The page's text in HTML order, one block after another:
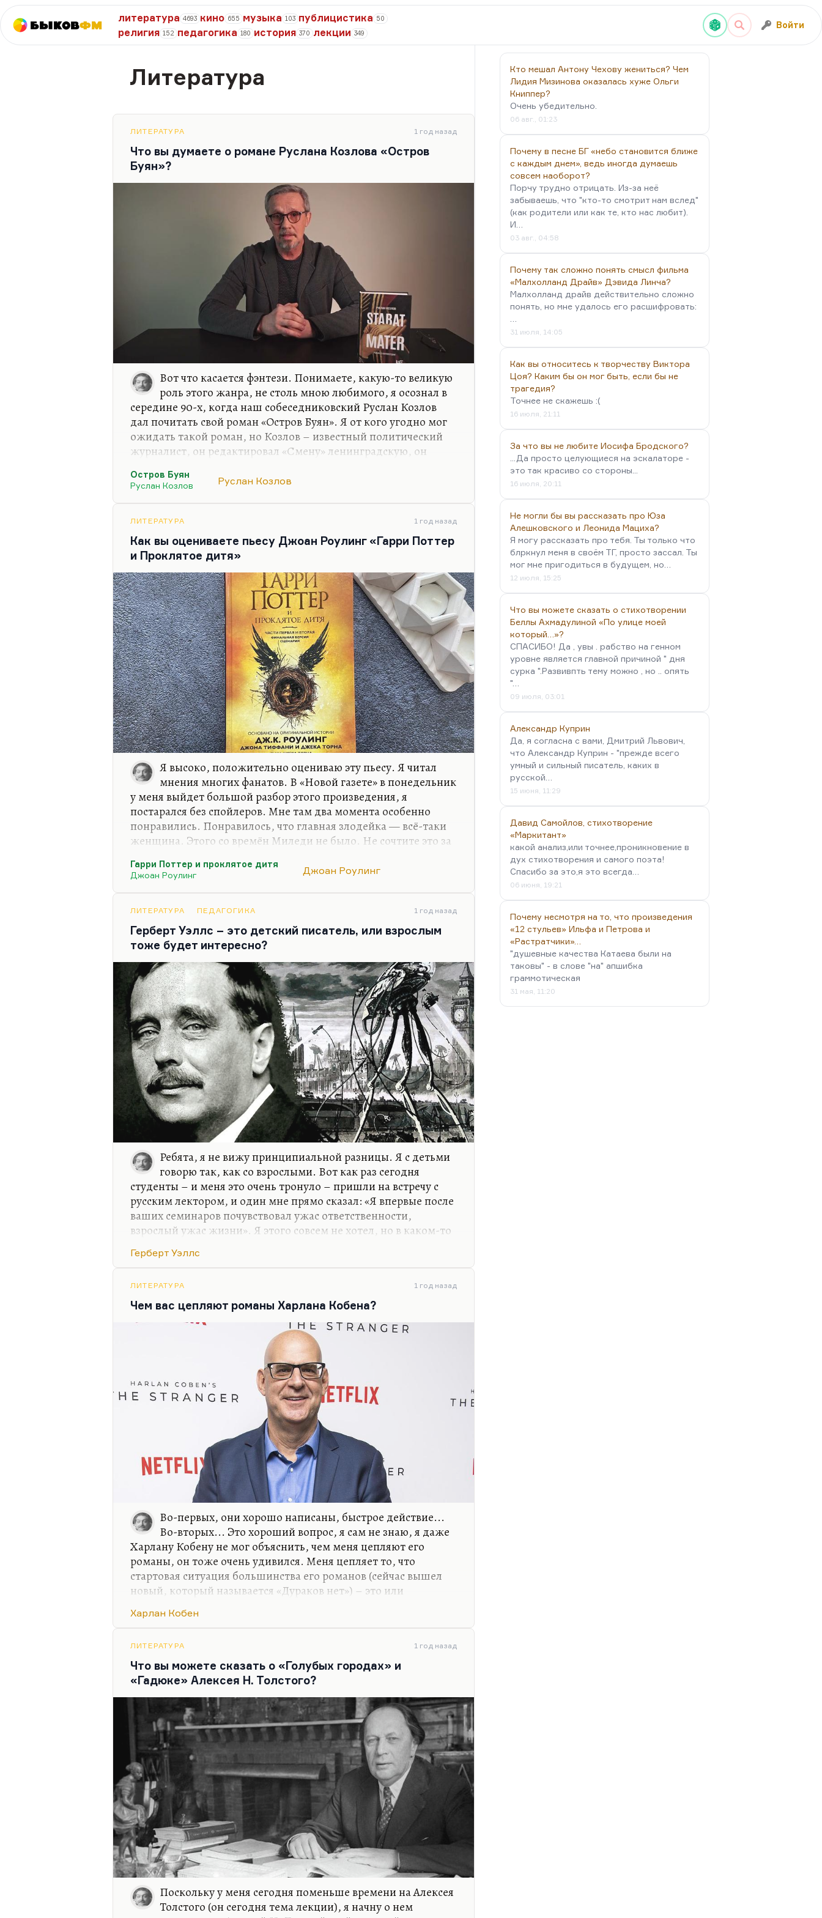
БыковФМ
литература 4693 кино 655 музыка 103 публицистика 50
религия 152 педагогика 180 история 370 лекции 349
Войти
Литература
ЛИТЕРАТУРА 1 год назад
Что вы думаете о романе Руслана Козлова «Остров
Буян»?
Вот что касается фэнтези. Понимаете, какую-то великую
роль этого жанра, не столь мною любимого, я осознал в
середине 90-х, когда наш собеседниковский Руслан Козлов
дал почитать свой роман «Остров Буян». Я от кого угодно мог
ожидать такой роман, но Козлов – известный политический
журналист, он редактировал «Смену» ленинградскую, он
течение. Он был автором первого ответа Нине Андреевой на
«Не могу поступиться принципами». Когда все замерли,
Козлов взял и написал очень резкую и язвительную статью «Не
могу молчать».
Я знал его как очень сильного публициста. Он замечательно
писал,…
Остров Буян
Руслан Козлов
Руслан Козлов
ЛИТЕРАТУРА 1 год назад
Как вы оцениваете пьесу Джоан Роулинг «Гарри Поттер
и Проклятое дитя»
Я высоко, положительно оцениваю эту пьесу. Я читал
мнения многих фанатов. В «Новой газете» в понедельник
у меня выйдет большой разбор этого произведения, я
постарался без спойлеров. Мне там два момента особенно
понравились. Понравилось, что главная злодейка — всё-таки
женщина. Этого со времён Миледи не было. Не сочтите это за
Всё это давно напечатано в Сети.
потрясающе дана тема родительского бессилия, когда ты
понимаешь, что ты хочешь мальчика своего или девочку
защитить от боли, а Дамблдор с портрета отвечает: «Боль
должна прийти. И она придёт». И тогда почти буквально…
Гарри Поттер и проклятое дитя
Джоан Роулинг
Джоан Роулинг
ЛИТЕРАТУРА ПЕДАГОГИКА 1 год назад
Герберт Уэллс – это детский писатель, или взрослым
тоже будет интересно?
Ребята, я не вижу принципиальной разницы. Я с детьми
говорю так, как со взрослыми. Вот как раз сегодня
студенты – и меня это очень тронуло – пришли на встречу с
русским лектором, и один мне прямо сказал: «Я впервые после
ваших семинаров почувствовал ужас ответственности,
взрослый ужас жизни». Я этого совсем не хотел, но в каком-то
быть, студент еще и лучше. Я не льщу молодым, не пытаюсь к
ним подольститься. Слава богу, у нас неплохие отношения. Я
не вижу принципиальной разницы между взрослыми и
детьми. Я со своим сыном Андреем всегда говорил как со
взрослым. Может быть, иногда слишком жестко. И с
Герберт Уэллс
ЛИТЕРАТУРА 1 год назад
Чем вас цепляют романы Харлана Кобена?
Во-первых, они хорошо написаны, быстрое действие...
Во-вторых... Это хороший вопрос, я сам не знаю, я даже
Харлану Кобену не мог объяснить, чем меня цепляют его
романы, он тоже очень удивился. Меня цепляет то, что
стартовая ситуация большинства его романов (сейчас вышел
новый, который называется «Дураков нет») – это или
появление. Ребенок внезапно появляется на стоянке парковки,
Меня вообще цепляют истории с тайнами, но, если говорить
серьезно, одна из самых больших тайн, это как цветение в
разные сроки, такой приспособлительный механизм
растения... Люди исчезают из поля зрения…
Харлан Кобен
ЛИТЕРАТУРА 1 год назад
Что вы можете сказать о «Голубых городах» и
«Гадюке» Алексея Н. Толстого?
Поскольку у меня сегодня поменьше времени на Алексея
Толстого (он сегодня тема лекции), я начну о нем
Кто мешал Антону Чехову жениться? Чем
Лидия Мизинова оказалась хуже Ольги
Книппер?
Очень убедительно.
06 авг., 01:23
Почему в песне БГ «небо становится ближе
с каждым днем», ведь иногда думаешь
совсем наоборот?
Порчу трудно отрицать. Из-за неё
забываешь, что "кто-то смотрит нам вслед"
(как родители или как те, кто нас любит).
И…
03 авг., 04:58
Почему так сложно понять смысл фильма
«Малхолланд Драйв» Дэвида Линча?
Малхолланд драйв действительно сложно
понять, но мне удалось его расшифровать:
31 июля, 14:05
Как вы относитесь к творчеству Виктора
Цоя? Каким бы он мог быть, если бы не
трагедия?
Точнее не скажешь :(
16 июля, 21:11
За что вы не любите Иосифа Бродского?
...Да просто целующиеся на эскалаторе -
это так красиво со стороны...
16 июля, 20:11
Не могли бы вы рассказать про Юза
Алешковского и Леонида Мациха?
Я могу рассказать про тебя. Ты только что
блркнул меня в своём ТГ, просто зассал. Ты
мог мне пригодиться в будущем, но…
12 июля, 15:25
Что вы можете сказать о стихотворении
Беллы Ахмадулиной «По улице моей
который…»?
СПАСИБО! Да , увы . рабство на генном
уровне является главной причиной " дня
сурка ".Развивпть тему можно , но .. опять
"…
09 июля, 03:01
Александр Куприн
Да, я согласна с вами, Дмитрий Львович,
что Александр Куприн - "прежде всего
умный и сильный писатель, каких в
русской…
15 июня, 11:29
Давид Самойлов, стихотворение
«Маркитант»
какой анализ,или точнее,проникновение в
дух стихотворения и самого поэта!
Спасибо за это,я это всегда…
06 июня, 19:21
Почему несмотря на то, что произведения
«12 стульев» Ильфа и Петрова и
«Растратчики»…
"душевные качества Катаева были на
таковы" - в слове "на" апшибка
граммотическая
31 мая, 11:20